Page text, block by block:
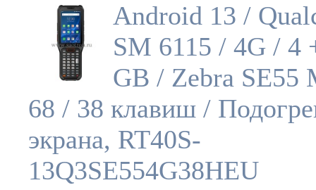
Android 13 /
SM 6115 / 4G / 4
GB / Zebra SE55
68 / 38 клавиш /
экрана, RT40S-
13Q3SE554G38HEU